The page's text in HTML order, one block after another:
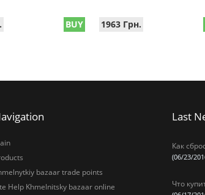
BUY 1963 Грн.
bazaar trade points
Help Khmelnitsky bazaar online
Last
Как
(06/23/
Что